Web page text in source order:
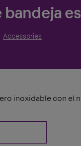
Accessories
inoxidable con el